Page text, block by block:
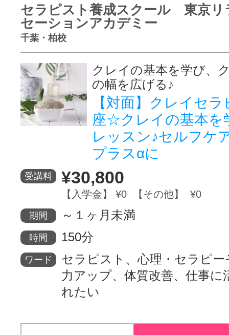
セラピスト養成スクール 東京リ
セーションアカデミー
千葉・柏校
クレイの基本を学び、
の幅を広げる♪
【対面】クレイセ
座☆クレイの基本を
レッスン♪セルフケ
プラスαに
受講料 ¥30,800
【入学金】 ¥0 【その他】 ¥0
期間 ～１ヶ月未満
時間 150分
ワード
セラピスト、心理・セラピー
力アップ、体質改善、仕事に
れたい